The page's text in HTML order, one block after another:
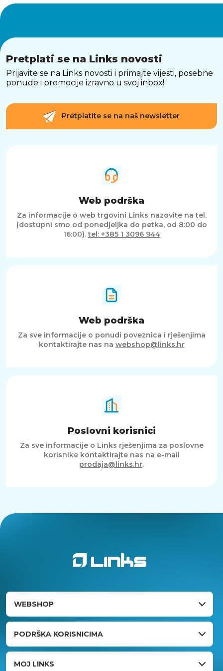
Pretplati se na Links novosti
Prijavite se na Links novosti i primajte vijesti, posebne
ponude i promocije izravno u svoj inbox!
Pretplatite se na naš newsletter
Web podrška
Za informacije o web trgovini Links nazovite na tel.
(dostupni smo od ponedjeljka do petka, od 8:00 do
16:00).tel: +385 1 3096 944
Web podrška
Za sve informacije o ponudi poveznica i rješenjima
kontaktirajte nas na webshop@links.hr
Poslovni korisnici
Za sve informacije o Links rješenjima za poslovne
korisnike kontaktirajte nas na e-mail
prodaja@links.hr.
WEBSHOP
PODRŠKA KORISNICIMA
MOJ LINKS